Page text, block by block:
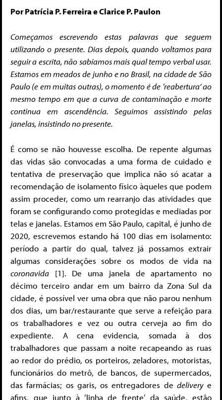
Por Patrícia P. Ferreira e Clarice P. Paulon
Começamos escrevendo estas palavras que seguem
utilizando o presente. Dias depois, quando voltamos para
seguir a escrita, não sabíamos mais qual tempo verbal usar.
Estamos em meados de junho e no Brasil, na cidade de São
Paulo (e em muitas outras), o momento é de ‘reabertura’ ao
mesmo tempo em que a curva de contaminação e morte
continua em ascendência. Seguimos assistindo pelas
janelas, insistindo no presente.
É como se não houvesse escolha. De repente algumas
das vidas são convocadas a uma forma de cuidado e
tentativa de preservação que implica não só acatar a
recomendação de isolamento físico àqueles que podem
assim proceder, como um rearranjo das atividades que
foram se configurando como protegidas e mediadas por
telas e janelas. Estamos em São Paulo, capital, é junho de
2020, escrevemos estando há 100 dias em isolamento:
período a partir do qual, talvez já possamos extrair
algumas considerações sobre os modos de vida na
coronavida [1]. De uma janela de apartamento no
décimo terceiro andar em um bairro da Zona Sul da
cidade, é possível ver uma obra que não parou nenhum
dos dias, um bar/restaurante que serve a refeição para
os trabalhadores e vez ou outra cerveja ao fim do
expediente. A cena evidencia, somada à dos
trabalhadores que passam a noite recapeando as ruas
ao redor do prédio, os porteiros, zeladores, motoristas,
funcionários do metrô, de bancos, de supermercados,
das farmácias; os garis, os entregadores de deliverye
afins, que junto à ‘linha de frente’ da saúde, estão